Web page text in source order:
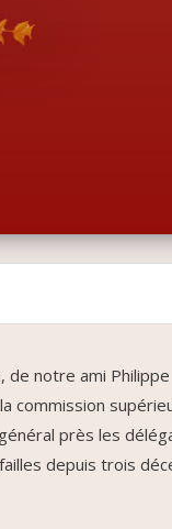
de notre ami Philippe
commission
près les
depuis trois